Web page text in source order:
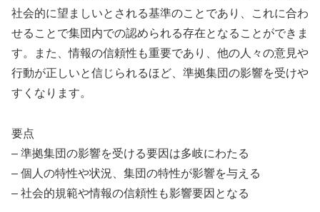
社会的に望ましいとされる基準のことであり、これに合わ
せることで集団内での認められる存在となることができま
す。また、情報の信頼性も重要であり、他の人々の意見や
行動が正しいと信じられるほど、準拠集団の影響を受けや
すくなります。
要点
– 準拠集団の影響を受ける要因は多岐にわたる
– 個人の特性や状況、集団の特性が影響を与える
– 社会的規範や情報の信頼性も影響要因となる